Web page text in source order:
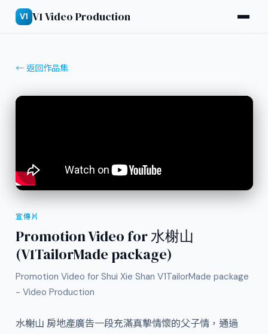
V1 V1 Video Production
← 返回作品集
宣傳片
Promotion Video for 水榭山
(V1TailorMade package)
Promotion Video for Shui Xie Shan V1TailorMade package
- Video Production
水榭山 房地產廣告一段充滿真摯情懷的父子情，通過